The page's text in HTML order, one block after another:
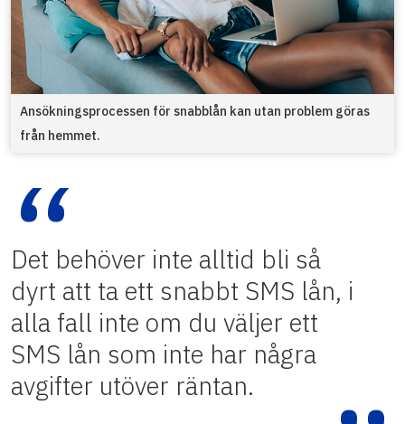
Ansökningsprocessen för snabblån kan utan problem göras
från hemmet.
Det behöver inte alltid bli så
dyrt att ta ett snabbt SMS lån, i
alla fall inte om du väljer ett
SMS lån som inte har några
avgifter utöver räntan.